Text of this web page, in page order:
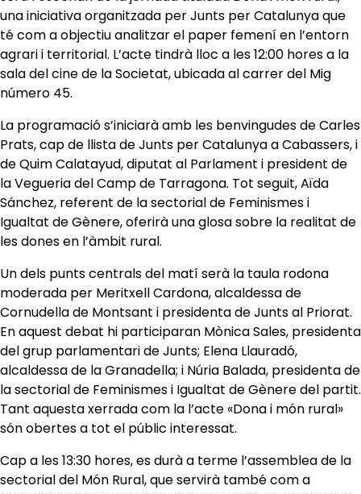
una iniciativa organitzada per Junts per Catalunya que
té com a objectiu analitzar el paper femení en l’entorn
agrari i territorial. L’acte tindrà lloc a les 12:00 hores a la
sala del cine de la Societat, ubicada al carrer del Mig
número 45.
La programació s’iniciarà amb les benvingudes de Carles
Prats, cap de llista de Junts per Catalunya a Cabassers, i
de Quim Calatayud, diputat al Parlament i president de
la Vegueria del Camp de Tarragona. Tot seguit, Aïda
Sánchez, referent de la sectorial de Feminismes i
Igualtat de Gènere, oferirà una glosa sobre la realitat de
les dones en l’àmbit rural.
Un dels punts centrals del matí serà la taula rodona
moderada per Meritxell Cardona, alcaldessa de
Cornudella de Montsant i presidenta de Junts al Priorat.
En aquest debat hi participaran Mònica Sales, presidenta
del grup parlamentari de Junts; Elena Llauradó,
alcaldessa de la Granadella; i Núria Balada, presidenta de
la sectorial de Feminismes i Igualtat de Gènere del partit.
Tant aquesta xerrada com la l’acte «Dona i món rural»
són obertes a tot el públic interessat.
Cap a les 13:30 hores, es durà a terme l’assemblea de la
sectorial del Món Rural, que servirà també com a